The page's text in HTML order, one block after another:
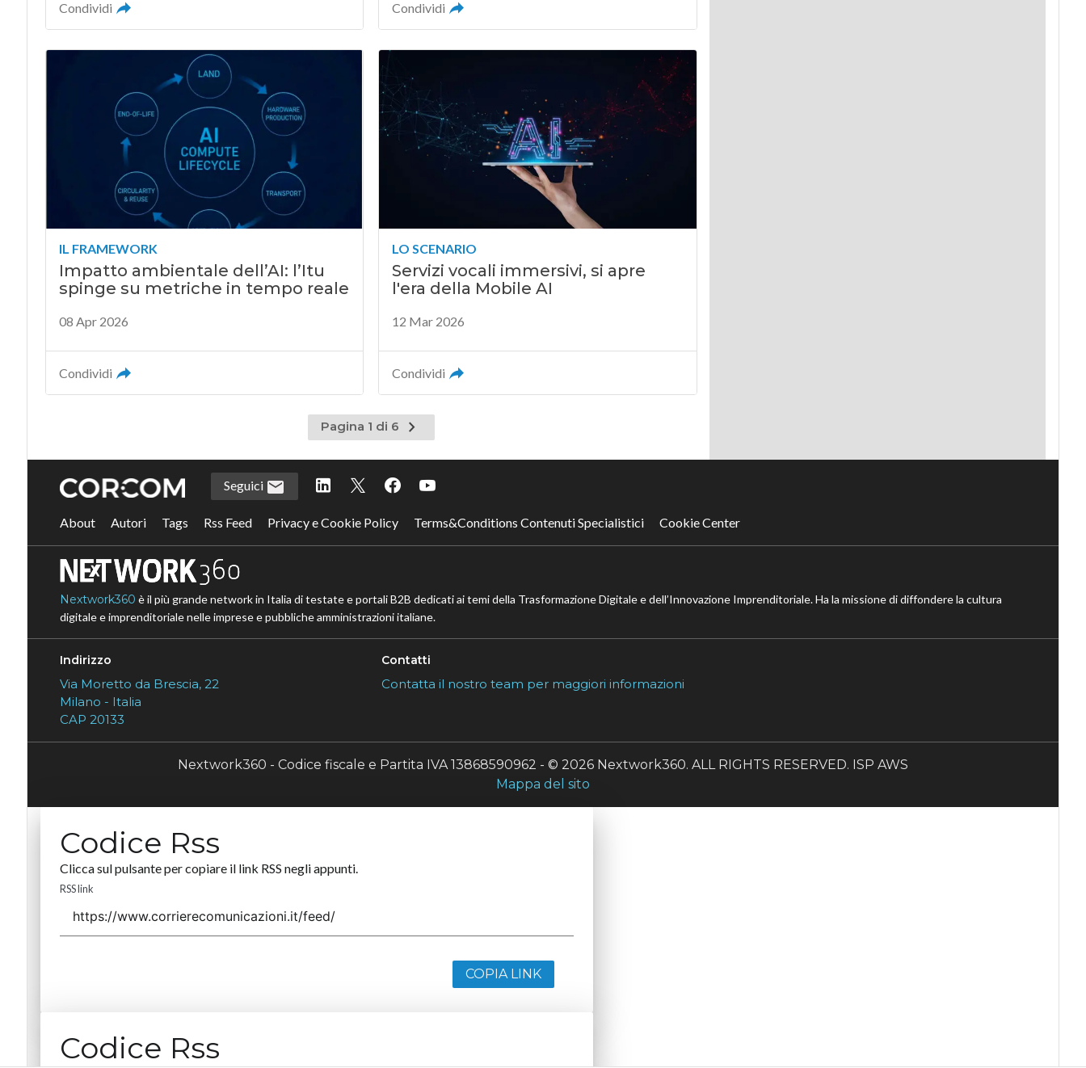
Condividi Condividi
IL FRAMEWORK
Impatto ambientale dell’AI: l’Itu
spinge su metriche in tempo reale
08 Apr 2026
Condividi
LO SCENARIO
Servizi vocali immersivi, si apre
l'era della Mobile AI
12 Mar 2026
Condividi
Pagina 1 di 6
Pagina
successiva
Seguici
About Autori Tags Rss Feed Privacy e Cookie Policy Terms&Conditions Contenuti Specialistici Cookie Center
Nextwork360 è il più grande network in Italia di testate e portali B2B dedicati ai temi della Trasformazione Digitale e dell’Innovazione Imprenditoriale. Ha la missione di diffondere la cultura
digitale e imprenditoriale nelle imprese e pubbliche amministrazioni italiane.
Indirizzo
Via Moretto da Brescia, 22
Milano - Italia
CAP 20133
Contatti
Contatta il nostro team per maggiori informazioni
Nextwork360 - Codice fiscale e Partita IVA 13868590962 - © 2026 Nextwork360. ALL RIGHTS RESERVED. ISP AWS
Mappa del sito
Codice Rss
Clicca sul pulsante per copiare il link RSS negli appunti.
RSS link
COPIA LINK
Codice Rss